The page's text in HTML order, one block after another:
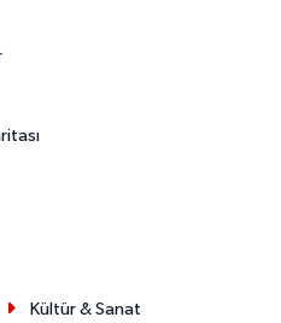
Kültür & Sanat